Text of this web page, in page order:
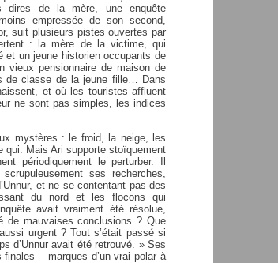
dires de la mère, une enquête
empressée de son second,
suit plusieurs pistes ouvertes par
: la mère de la victime, qui
et un jeune historien occupants de
vieux pensionnaire de maison de
de classe de la jeune fille… Dans
et où les touristes affluent
ne sont pas simples, les indices
mystères : le froid, la neige, les
qui. Mais Ari supporte stoïquement
périodiquement le perturber. Il
ses recherches,
et ne se contentant pas des
du nord et les flocons qui
avait vraiment été résolue,
de mauvaises conclusions ? Que
urgent ? Tout s’était passé si
d’Unnur avait été retrouvé. » Ses
– marques d’un vrai polar à